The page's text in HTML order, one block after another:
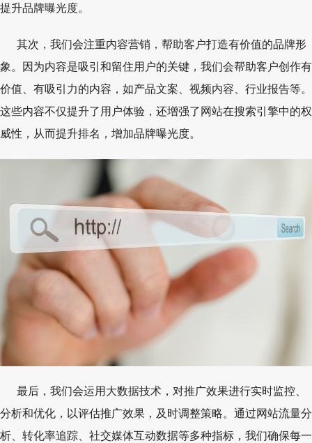
提升品牌曝光度。
其次，我们会注重内容营销，帮助客户打造有价值的品牌形
象。因为内容是吸引和留住用户的关键，我们会帮助客户创作有
价值、有吸引力的内容，如产品文案、视频内容、行业报告等。
这些内容不仅提升了用户体验，还增强了网站在搜索引擎中的权
威性，从而提升排名，增加品牌曝光度。
最后，我们会运用大数据技术，对推广效果进行实时监控、
分析和优化，以评估推广效果，及时调整策略。通过网站流量分
析、转化率追踪、社交媒体互动数据等多种指标，我们确保每一